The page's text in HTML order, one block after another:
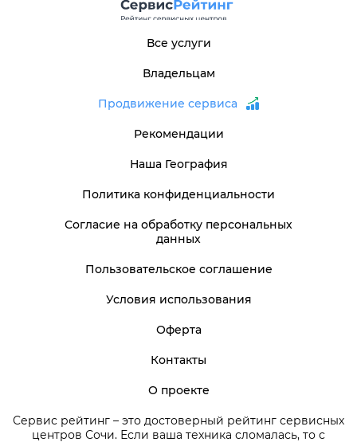
Сервис рейтинг – это достоверный рейтинг сервисных
центров Сочи. Если ваша техника сломалась, то с
Все услуги
Владельцам
Продвижение сервиса
Рекомендации
Наша География
Политика конфиденциальности
Согласие на обработку персональных
данных
Пользовательское соглашение
Условия использования
Оферта
Контакты
О проекте